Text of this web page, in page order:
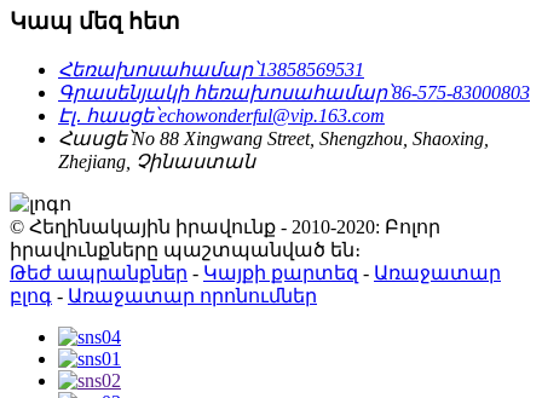
Կապ մեզ հետ
Հեռախոսահամար՝13858569531
Գրասենյակի հեռախոսահամար՝86-575-83000803
Էլ․ հասցե՝echowonderful@vip.163.com
Հասցե՝No 88 Xingwang Street, Shengzhou, Shaoxing,
Zhejiang, Չինաստան
© Հեղինակային իրավունք - 2010-2020: Բոլոր
իրավունքները պաշտպանված են։
Թեժ ապրանքներ - Կայքի քարտեզ - Առաջատար
բլոգ - Առաջատար որոնումներ